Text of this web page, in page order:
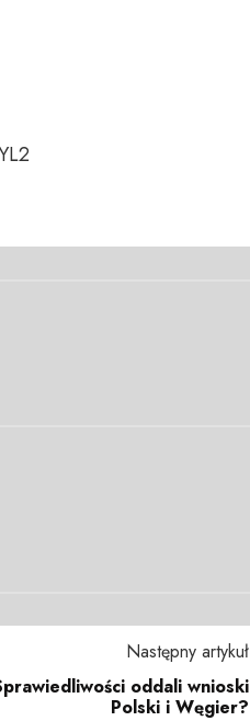
Następny artykuł
oddali wnioski
Polski i Węgier?